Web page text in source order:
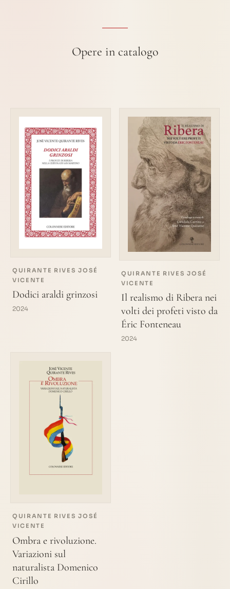
Opere in catalogo
QUIRANTE RIVES JOSÉ
VICENTE
Dodici araldi grinzosi
2024
QUIRANTE RIVES JOSÉ
VICENTE
Il realismo di Ribera nei
volti dei profeti visto da
Éric Fonteneau
2024
QUIRANTE RIVES JOSÉ
VICENTE
Ombra e rivoluzione.
Variazioni sul
naturalista Domenico
Cirillo